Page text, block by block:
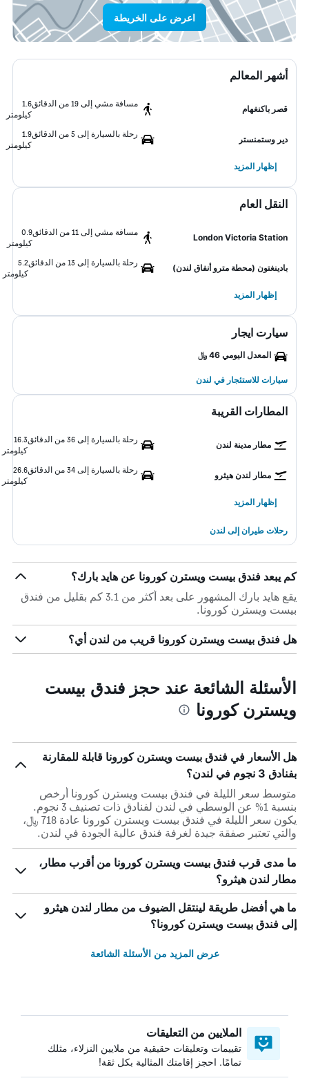
اعرض على الخريطة
أشهر المعالم
قصر باكنغهام
مسافة مشي إلى 19 من الدقائق
1.6
كيلومتر
دير وستمنستر
رحلة بالسيارة إلى 5 من الدقائق
1.9
كيلومتر
إظهار المزيد
النقل العام
London Victoria Station
مسافة مشي إلى 11 من الدقائق
0.9
كيلومتر
بادينغتون (محطة مترو أنفاق لندن)
رحلة بالسيارة إلى 13 من الدقائق
5.2
كيلومتر
إظهار المزيد
سيارت ايجار
المعدل اليومي 46 ﷼
سيارات للاستئجار في لندن
المطارات القريبة
مطار مدينة لندن
رحلة بالسيارة إلى 36 من الدقائق
16.3
كيلومتر
مطار لندن هيثرو
رحلة بالسيارة إلى 34 من الدقائق
26.6
كيلومتر
إظهار المزيد
رحلات طيران إلى لندن
كم يبعد فندق بيست ويسترن كورونا عن هايد بارك؟
يقع هايد بارك المشهور على بعد أكثر من 3.1 كم بقليل من فندق
بيست ويسترن كورونا.
هل فندق بيست ويسترن كورونا قريب من لندن أي؟
الأسئلة الشائعة عند حجز فندق بيست
ويسترن كورونا
هل الأسعار في فندق بيست ويسترن كورونا قابلة للمقارنة
بفنادق 3 نجوم في لندن؟
متوسط سعر الليلة في فندق بيست ويسترن كورونا أرخص
بنسبة 1% عن الوسطي في لندن لفنادق ذات تصنيف 3 نجوم.
يكون سعر الليلة في فندق بيست ويسترن كورونا عادة 718 ﷼،
والتي تعتبر صفقة جيدة لغرفة فندق عالية الجودة في لندن.
ما مدى قرب فندق بيست ويسترن كورونا من أقرب مطار،
مطار لندن هيثرو؟
ما هي أفضل طريقة لينتقل الضيوف من مطار لندن هيثرو
إلى فندق بيست ويسترن كورونا؟
عرض المزيد من الأسئلة الشائعة
الملايين من التعليقات
تقييمات وتعليقات حقيقية من ملايين النزلاء، مثلك
تمامًا. احجز إقامتك المثالية بكل ثقة!